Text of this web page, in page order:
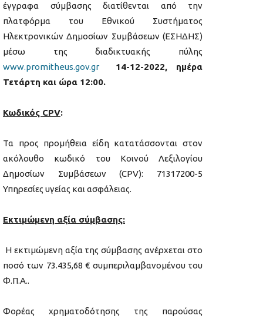
έγγραφα σύμβασης διατίθενται από την
πλατφόρμα του Εθνικού Συστήματος
Ηλεκτρονικών Δημοσίων Συμβάσεων (ΕΣΗΔΗΣ)
μέσω της διαδικτυακής πύλης
www.promitheus.gov.gr
14-12-2022, ημέρα
Τετάρτη και ώρα 12:00.
Κωδικός CPV:
Τα προς προμήθεια είδη κατατάσσονται στον
ακόλουθο κωδικό του Κοινού Λεξιλογίου
Δημοσίων Συμβάσεων (CPV): 71317200-5
Υπηρεσίες υγείας και ασφάλειας.
Εκτιμώμενη αξία σύμβασης:
Η εκτιμώμενη αξία της σύμβασης ανέρχεται στο
ποσό των 73.435,68 € συμπεριλαμβανομένου του
Φ.Π.Α..
Φορέας χρηματοδότησης της παρούσας